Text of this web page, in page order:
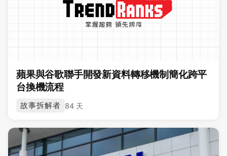
蘋果與谷歌聯手開發新資料轉移機制簡化跨平
台換機流程
故事拆解者 84 天